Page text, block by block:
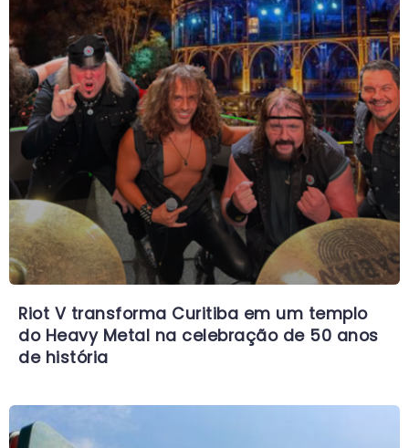
Riot V transforma Curitiba em um templo
do Heavy Metal na celebração de 50 anos
de história